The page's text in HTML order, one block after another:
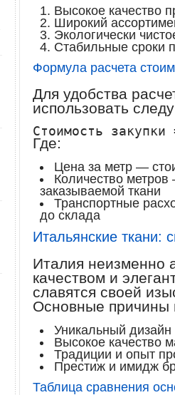
Высокое качество
Широкий
Экологически
Стабильные сроки
Формула расчета
Для удобства
использовать
Где:
Цена за метр —
Количество
заказываемой ткани
Транспортные
до склада
Итальянские ткани:
Италия неизменно
качеством и
славятся своей
Основные причины
Уникальный дизайн
Высокое качество
Традиции и опыт
Престиж и имидж
Таблица сравнения